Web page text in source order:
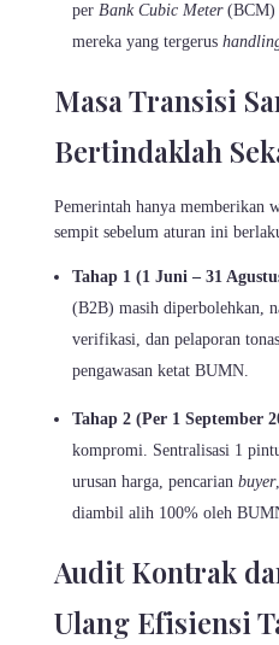
perBank Cubic Meter(BCM)
mereka yang tergerus
Masa Transisi
Bertindaklah
Pemerintah hanya memberikan
sempit sebelum aturan ini
Tahap 1 (1 Juni – 31
(B2B) masih diperbolehkan,
verifikasi, dan pelaporan
pengawasan ketat BUMN.
Tahap 2 (Per 1 September
kompromi. Sentralisasi 1
urusan harga, pencarianbuyer
diambil alih 100% oleh
Audit Kontrak
Ulang Efisiensi